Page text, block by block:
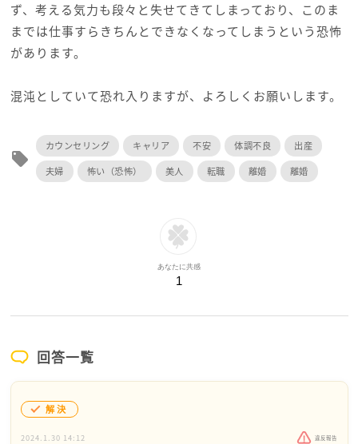
ず、考える気力も段々と失せてきてしまっており、このま
までは仕事すらきちんとできなくなってしまうという恐怖
があります。
混沌としていて恐れ入りますが、よろしくお願いします。
local_offer
カウンセリング キャリア 不安 体調不良
出産
夫婦
怖い（恐怖） 美人 転職 離婚 離婚
あなたに共感
1
回答一覧
解決
2024.1.30 14:12 違反報告